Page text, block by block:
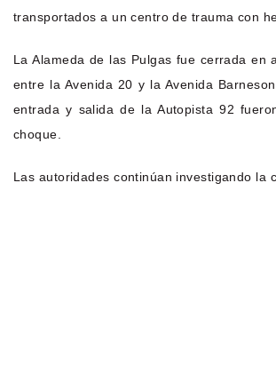
transportados a un centro de trauma con
La Alameda de las Pulgas fue cerrada en
entre la Avenida 20 y la Avenida
entrada y salida de la Autopista 92
choque.
Las autoridades continúan investigando la